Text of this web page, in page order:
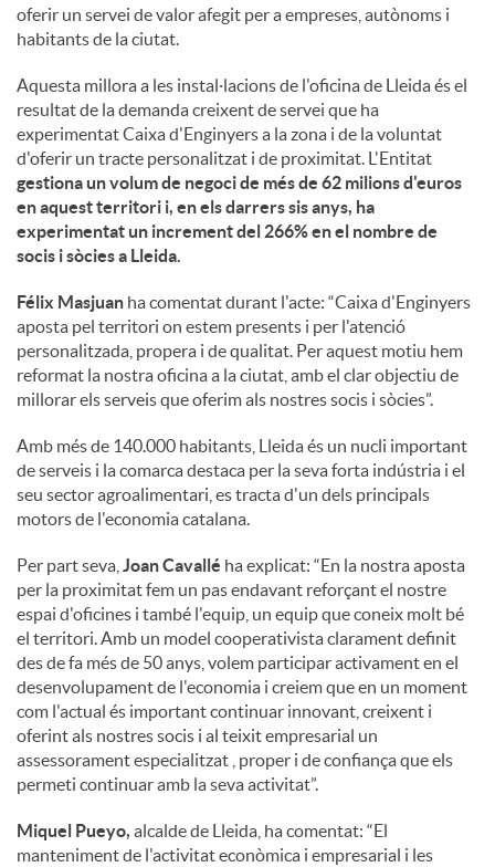
oferir un servei de valor afegit per a empreses, autònoms i
habitants de la ciutat.
Aquesta millora a les instal·lacions de l'oficina de Lleida és el
resultat de la demanda creixent de servei que ha
experimentat Caixa d'Enginyers a la zona i de la voluntat
d'oferir un tracte personalitzat i de proximitat. L'Entitat
gestiona un volum de negoci de més de 62 milions d'euros
en aquest territori i, en els darrers sis anys, ha
experimentat un increment del 266% en el nombre de
socis i sòcies a Lleida.
Félix Masjuan ha comentat durant l'acte: “Caixa d'Enginyers
aposta pel territori on estem presents i per l'atenció
personalitzada, propera i de qualitat. Per aquest motiu hem
reformat la nostra oficina a la ciutat, amb el clar objectiu de
millorar els serveis que oferim als nostres socis i sòcies”.
Amb més de 140.000 habitants, Lleida és un nucli important
de serveis i la comarca destaca per la seva forta indústria i el
seu sector agroalimentari, es tracta d'un dels principals
motors de l'economia catalana.
Per part seva, Joan Cavallé ha explicat: “En la nostra aposta
per la proximitat fem un pas endavant reforçant el nostre
espai d'oficines i també l'equip, un equip que coneix molt bé
el territori. Amb un model cooperativista clarament definit
des de fa més de 50 anys, volem participar activament en el
desenvolupament de l'economia i creiem que en un moment
com l'actual és important continuar innovant, creixent i
oferint als nostres socis i al teixit empresarial un
assessorament especialitzat , proper i de confiança que els
permeti continuar amb la seva activitat”.
Miquel Pueyo, alcalde de Lleida, ha comentat: “El
manteniment de l'activitat econòmica i empresarial i les